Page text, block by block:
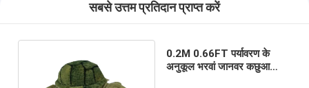
सबसे उत्तम प्रतिदान प्राप्त करें
0.2M 0.66FT पर्यावरण के
अनुकूल भरवां जानवर कछुआ